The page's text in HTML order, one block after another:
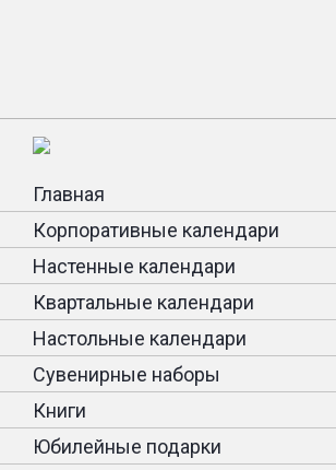
Главная
Корпоративные календари
Настенные календари
Квартальные календари
Настольные календари
Сувенирные наборы
Книги
Юбилейные подарки